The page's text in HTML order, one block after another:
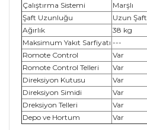
Çalıştırma Sistemi
Marşlı
Şaft Uzunluğu
Uzun Şaft
Ağırlık
38 kg
Maksimum Yakıt Sarfiyatı ---
Romote Control
Var
Romote Control Telleri
Var
Direksiyon Kutusu
Var
Direksiyon Simidi
Var
Dreksiyon Telleri
Var
Depo ve Hortum
Var